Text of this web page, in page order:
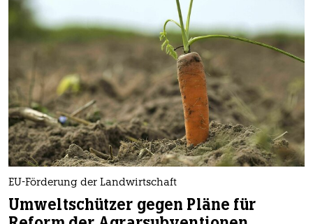
EU-Förderung der Landwirtschaft
Umweltschützer gegen Pläne für